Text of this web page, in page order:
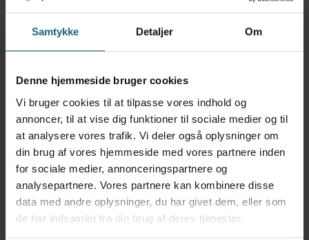
Samtykke Detaljer Om
Denne hjemmeside bruger cookies
Vi bruger cookies til at tilpasse vores indhold og
annoncer, til at vise dig funktioner til sociale medier og til
at analysere vores trafik. Vi deler også oplysninger om
din brug af vores hjemmeside med vores partnere inden
for sociale medier, annonceringspartnere og
analysepartnere. Vores partnere kan kombinere disse
data med andre oplysninger, du har givet dem, eller som
de har indsamlet fra din brug af deres tjenester.
kattesyge, katteinfluenza, chlamydia,
katteleukæmi samt rabies.
Vaccinerne kan aldrig yde 100% garanti for
ingen sygdomsudbrud, men vil gøre at f.eks.
parvovirusdiarré forløber mere ukritisk og
uden en dødelig udgang som det kan være
tilfældet hos ikke-vaccinerede hunde.